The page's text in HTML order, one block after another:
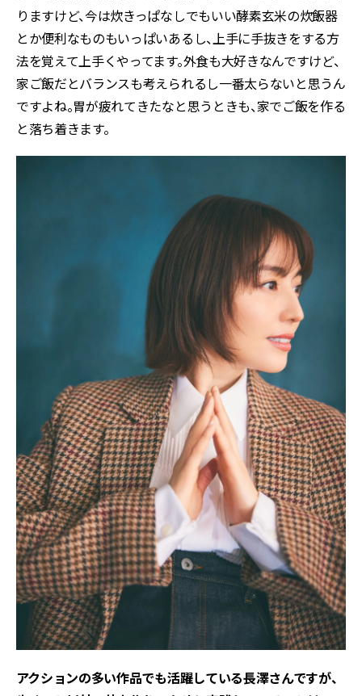
りますけど、今は炊きっぱなしでもいい酵素玄米の炊飯器
とか便利なものもいっぱいあるし、上手に手抜きをする方
法を覚えて上手くやってます。外食も大好きなんですけど、
家ご飯だとバランスも考えられるし一番太らないと思うん
ですよね。胃が疲れてきたなと思うときも、家でご飯を作る
と落ち着きます。
――アクションの多い作品でも活躍している長澤さんですが、